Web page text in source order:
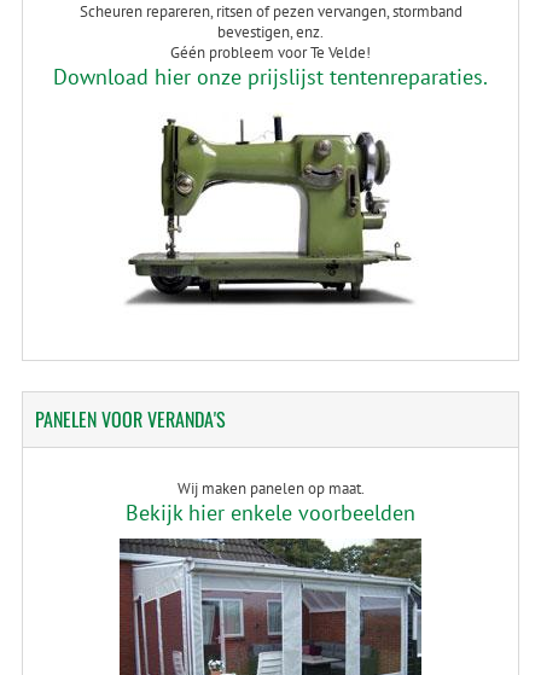
Scheuren repareren, ritsen of pezen vervangen, stormband
bevestigen, enz.
Géén probleem voor Te Velde!
Download hier onze prijslijst tentenreparaties.
PANELENVOOR VERANDA'S
Wij maken panelen op maat.
Bekijk hier enkele voorbeelden